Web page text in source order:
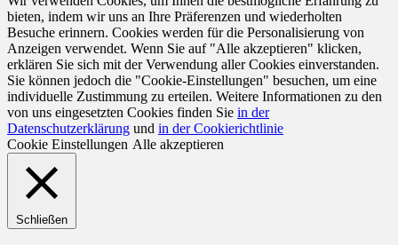
bieten, indem wir uns an Ihre Präferenzen und wiederholten
Besuche erinnern. Cookies werden für die Personalisierung von
Anzeigen verwendet. Wenn Sie auf "Alle akzeptieren" klicken,
erklären Sie sich mit der Verwendung aller Cookies einverstanden.
Sie können jedoch die "Cookie-Einstellungen" besuchen, um eine
individuelle Zustimmung zu erteilen. Weitere Informationen zu den
von uns eingesetzten Cookies finden Sie in der
Datenschutzerklärung und in der Cookierichtlinie
Cookie Einstellungen Alle akzeptieren
Schließen